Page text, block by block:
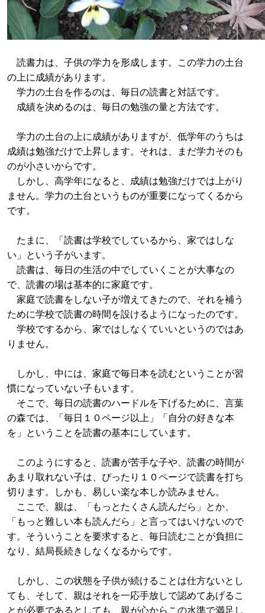
読書力は、子供の学力を形成します。この学力の土台
の上に成績があります。
学力の土台を作るのは、毎日の読書と対話です。
成績を決めるのは、毎日の勉強の量と方法です。
学力の土台の上に成績がありますが、低学年のうちは
成績は勉強だけで上昇します。それは、まだ学力そのも
のが小さいからです。
しかし、高学年になると、成績は勉強だけでは上がり
ません。学力の土台というものが重要になってくるから
です。
たまに、「読書は学校でしているから、家ではしな
い」という子がいます。
読書は、毎日の生活の中でしていくことが大事なの
で、読書の場は基本的に家庭です。
家庭で読書をしない子が増えてきたので、それを補う
ために学校で読書の時間を設けるようになったのです。
学校でするから、家ではしなくていいというのではあ
りません。
しかし、中には、家庭で毎日本を読むということが習
慣になっていない子もいます。
そこで、毎日の読書のハードルを下げるために、言葉
の森では、「毎日１０ページ以上」「自分の好きな本
を」ということを読書の基本にしています。
このようにすると、読書が苦手な子や、読書の時間が
あまり取れない子は、ぴったり１０ページで読書を打ち
切ります。しかも、易しい楽な本しか読みません。
ここで、親は、「もっとたくさん読んだら」とか、
「もっと難しい本も読んだら」と言ってはいけないので
す。そういうことを要求すると、毎日読むことが負担に
なり、結局長続きしなくなるからです。
しかし、この状態を子供が続けることは仕方ないとし
ても、そして、親はそれを一応手放しで認めてあげるこ
とが必要であるとしても、親が心からこの水準で満足し